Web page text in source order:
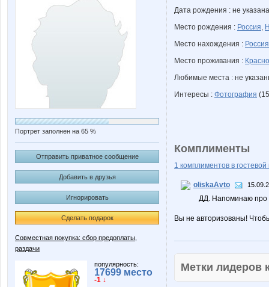
Портрет заполнен на 65 %
Отправить приватное сообщение
Добавить в друзья
Игнорировать
Сделать подарок
Совместная покупка: сбор предоплаты,
раздачи
популярность:
17699 место
-1 ↓
Дата рождения : не указана
Место рождения : Россия,
Место нахождения : Россия
Место проживания :
Любимые места : не
Интересы : Фотография
Комплименты
1 комплиментов в гостевой
oliskaAvto
ДД. Напоминаю про
Вы не авторизованы!
Метки